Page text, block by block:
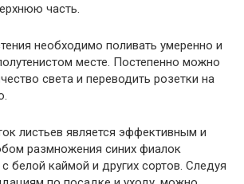
часть.
необходимо поливать умеренно и
месте. Постепенно можно
света и переводить розетки на
листьев является эффективным и
размножения синих фиалок
белой каймой и других сортов. Следуя